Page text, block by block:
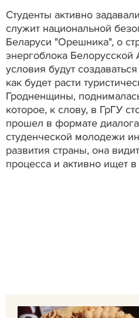
Студенты активно
служит национальной
Беларуси "Орешника", о
энергоблока
условия будут
как будет расти
Гродненщины,
которое, к слову, в ГрГУ
прошел в формате
студенческой молодежи
развития страны, она
процесса и активно ищет